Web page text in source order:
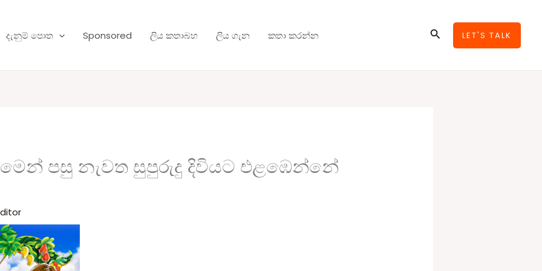
දැනුම් පොත Sponsored ලිය කතාබහ ලිය ගැන කතා කරන්න SearchLET'S TALK
පසු නැවත සුපුරුදු දිවියට එළඹෙන්නේ